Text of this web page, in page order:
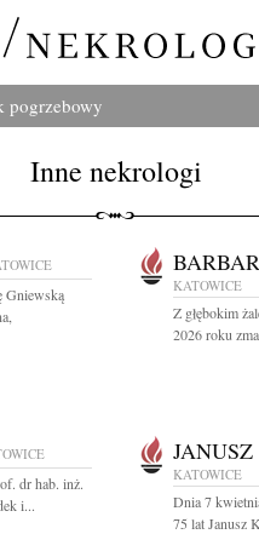
pogrzebowy
Inne nekrologi
Gniewską
KATOWICE
Z głębokim
2026 roku
dr hab. inż.
i...
KATOWICE
Dnia 7
75 lat Janusz